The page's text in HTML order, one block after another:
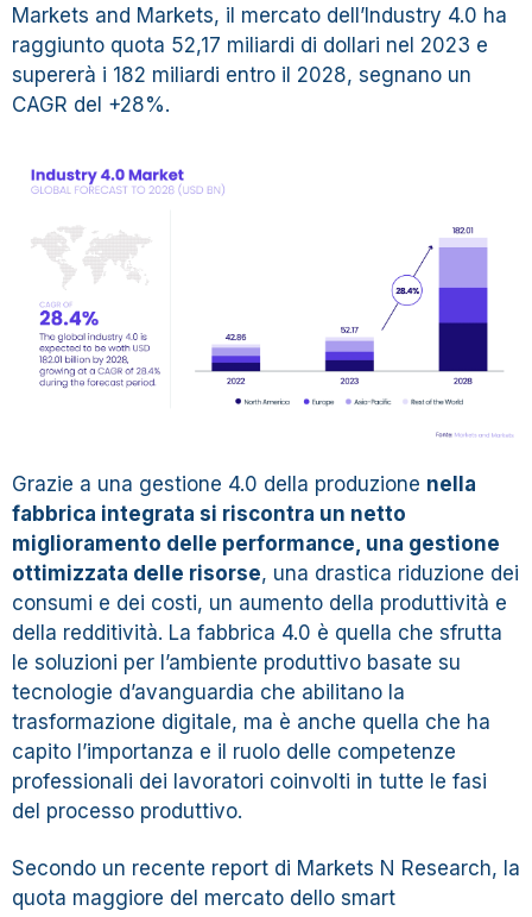
Markets and Markets, il mercato dell’Industry 4.0 ha
raggiunto quota 52,17 miliardi di dollari nel 2023 e
supererà i 182 miliardi entro il 2028, segnano un
CAGR del +28%.
Grazie a una gestione 4.0 della produzione nella
fabbrica integrata si riscontra un netto
miglioramento delle performance, una gestione
ottimizzata delle risorse, una drastica riduzione dei
consumi e dei costi, un aumento della produttività e
della redditività. La fabbrica 4.0 è quella che sfrutta
le soluzioni per l’ambiente produttivo basate su
tecnologie d’avanguardia che abilitano la
trasformazione digitale, ma è anche quella che ha
capito l’importanza e il ruolo delle competenze
professionali dei lavoratori coinvolti in tutte le fasi
del processo produttivo.
Secondo un recente report di Markets N Research, la
quota maggiore del mercato dello smart